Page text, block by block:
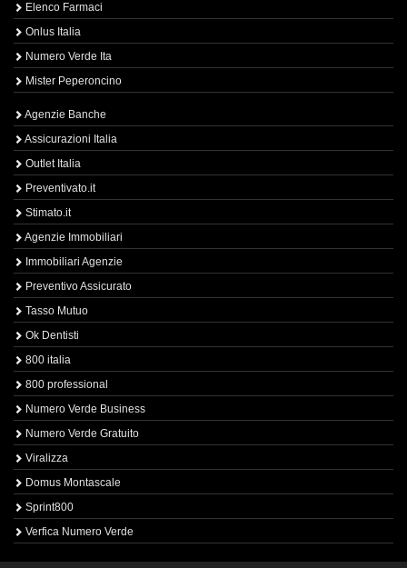
Elenco Farmaci
Onlus Italia
Numero Verde Ita
Mister Peperoncino
Agenzie Banche
Assicurazioni Italia
Outlet Italia
Preventivato.it
Stimato.it
Agenzie Immobiliari
Immobiliari Agenzie
Preventivo Assicurato
Tasso Mutuo
Ok Dentisti
800 italia
800 professional
Numero Verde Business
Numero Verde Gratuito
Viralizza
Domus Montascale
Sprint800
Verfica Numero Verde